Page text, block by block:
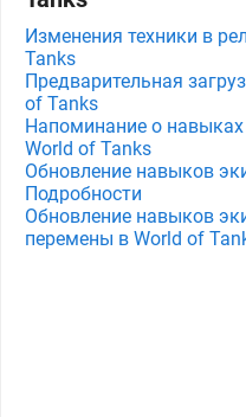
Изменения техники в
Tanks
Предварительная
of Tanks
Напоминание о
World of Tanks
Обновление навыков
Подробности
Обновление навыков
перемены в World of